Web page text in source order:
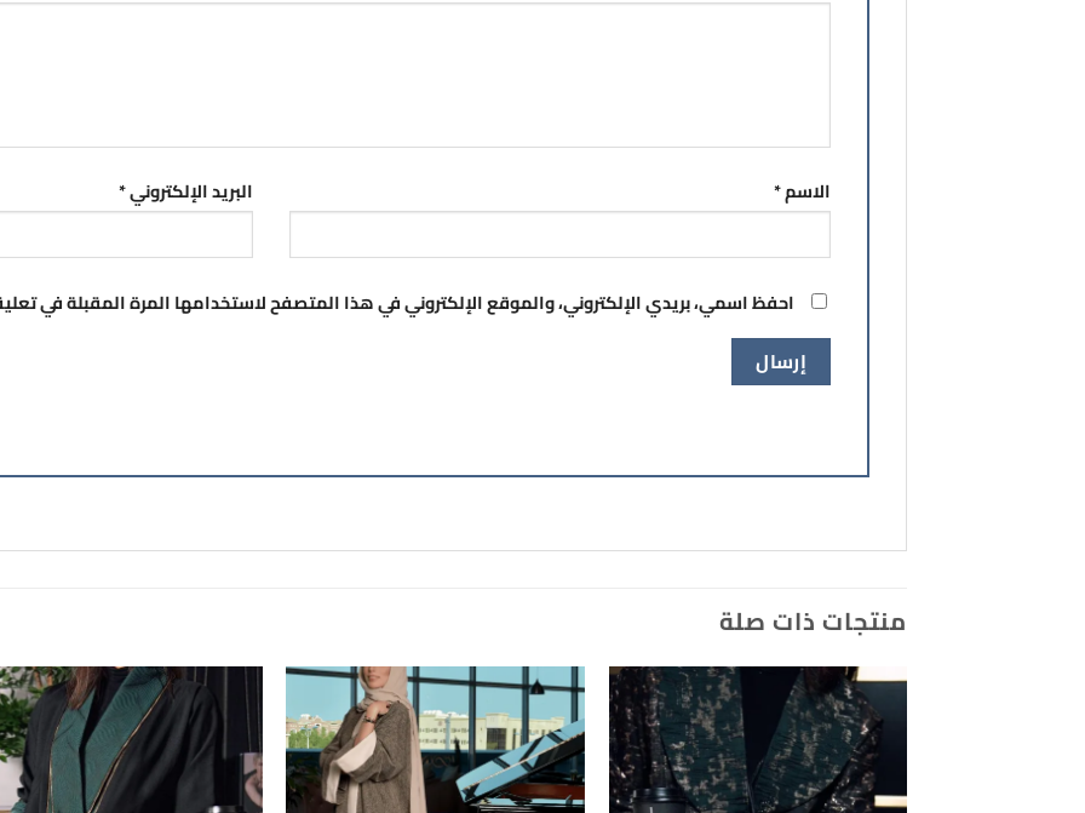
الاسم* البريد الإلكتروني*
احفظ اسمي، بريدي الإلكتروني، والموقع الإلكتروني في هذا المتصفح لاستخدامها المرة المقبلة في
منتجات ذات صلة
Add to
wishlist
Add to
wishlist